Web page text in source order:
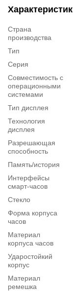
Страна
производства
Тип
Серия
Совместимость с
операционными
системами
Тип дисплея
Технология
дисплея
Разрешающая
способность
Память/история
Интерфейсы
смарт-часов
Стекло
Форма корпуса
часов
Материал
корпуса часов
Ударостойкий
корпус
Материал
ремешка